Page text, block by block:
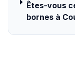
Êtes-vous
bornes à